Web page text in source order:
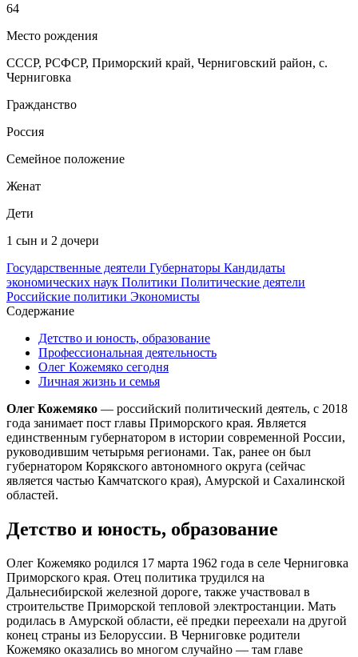
64
Место рождения
СССР, РСФСР, Приморский край, Черниговский район, с.
Черниговка
Гражданство
Россия
Семейное положение
Женат
Дети
1 сын и 2 дочери
Государственные деятели Губернаторы Кандидаты
экономических наук Политики Политические деятели
Российские политики Экономисты
Содержание
Детство и юность, образование
Профессиональная деятельность
Олег Кожемяко сегодня
Личная жизнь и семья
Олег Кожемяко — российский политический деятель, с 2018
года занимает пост главы Приморского края. Является
единственным губернатором в истории современной России,
руководившим четырьмя регионами. Так, ранее он был
губернатором Корякского автономного округа (сейчас
является частью Камчатского края), Амурской и Сахалинской
областей.
Детство и юность, образование
Олег Кожемяко родился 17 марта 1962 года в селе Черниговка
Приморского края. Отец политика трудился на
Дальнесибирской железной дороге, также участвовал в
строительстве Приморской тепловой электростанции. Мать
родилась в Амурской области, её предки переехали на другой
конец страны из Белоруссии. В Черниговке родители
Кожемяко оказались во многом случайно — там главе